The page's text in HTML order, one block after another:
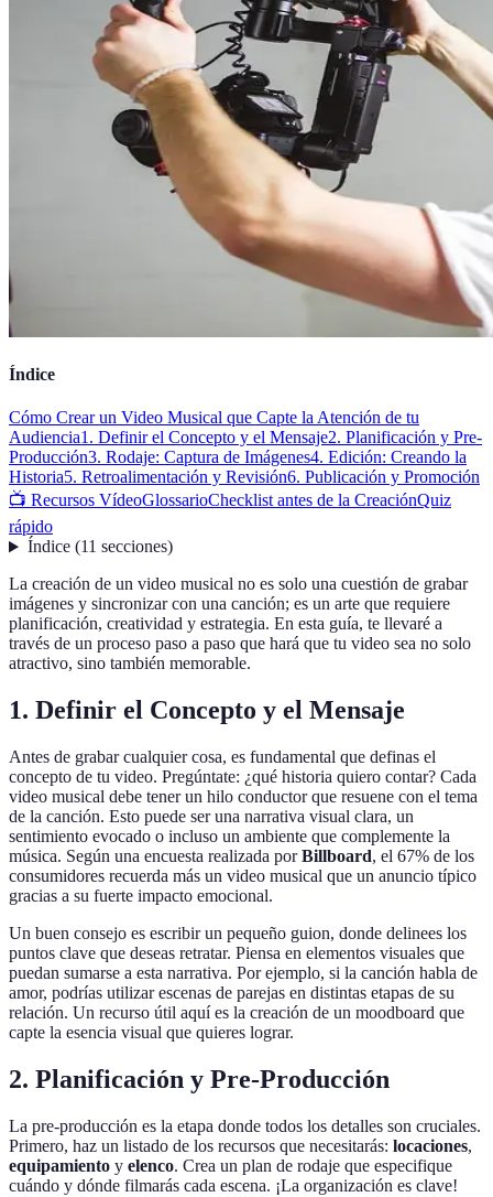
Índice
Cómo Crear un Video Musical que Capte la Atención de tu
Audiencia1. Definir el Concepto y el Mensaje2. Planificación y Pre-
Producción3. Rodaje: Captura de Imágenes4. Edición: Creando la
Historia5. Retroalimentación y Revisión6. Publicación y Promoción
📺 Recursos VídeoGlossarioChecklist antes de la CreaciónQuiz
rápido
Índice(11 secciones)
La creación de un video musical no es solo una cuestión de grabar
imágenes y sincronizar con una canción; es un arte que requiere
planificación, creatividad y estrategia. En esta guía, te llevaré a
través de un proceso paso a paso que hará que tu video sea no solo
atractivo, sino también memorable.
1. Definir el Concepto y el Mensaje
Antes de grabar cualquier cosa, es fundamental que definas el
concepto de tu video. Pregúntate: ¿qué historia quiero contar? Cada
video musical debe tener un hilo conductor que resuene con el tema
de la canción. Esto puede ser una narrativa visual clara, un
sentimiento evocado o incluso un ambiente que complemente la
música. Según una encuesta realizada porBillboard, el 67% de los
consumidores recuerda más un video musical que un anuncio típico
gracias a su fuerte impacto emocional.
Un buen consejo es escribir un pequeño guion, donde delinees los
puntos clave que deseas retratar. Piensa en elementos visuales que
puedan sumarse a esta narrativa. Por ejemplo, si la canción habla de
amor, podrías utilizar escenas de parejas en distintas etapas de su
relación. Un recurso útil aquí es la creación de un moodboard que
capte la esencia visual que quieres lograr.
2. Planificación y Pre-Producción
La pre-producción es la etapa donde todos los detalles son cruciales.
Primero, haz un listado de los recursos que necesitarás: locaciones,
equipamiento y elenco. Crea un plan de rodaje que especifique
cuándo y dónde filmarás cada escena. ¡La organización es clave!